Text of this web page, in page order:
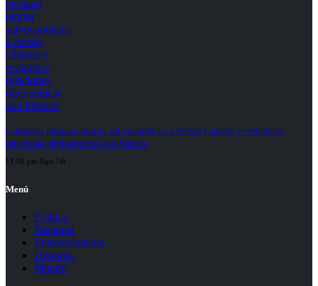
Gobierno peruano otorga salvoconducto a Betssy Chávez y restablece
relaciones diplomáticas con México
11:08 pm Ago 7th
Menú
Política
Nacional
Entretenimiento
Deportes
Mundo